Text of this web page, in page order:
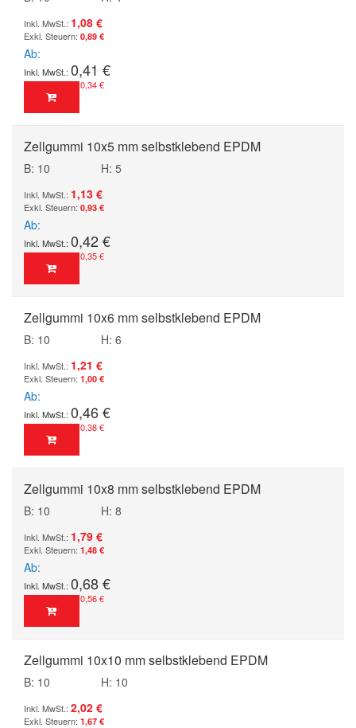
1,08 €
0,89 €
Ab
0,41 €
0,34 €
Zellgummi 10x5 mm selbstklebend EPDM
B: 10
H: 5
1,13 €
0,93 €
Ab
0,42 €
0,35 €
Zellgummi 10x6 mm selbstklebend EPDM
B: 10
H: 6
1,21 €
1,00 €
Ab
0,46 €
0,38 €
Zellgummi 10x8 mm selbstklebend EPDM
B: 10
H: 8
1,79 €
1,48 €
Ab
0,68 €
0,56 €
Zellgummi 10x10 mm selbstklebend EPDM
B: 10
H: 10
2,02 €
1,67 €